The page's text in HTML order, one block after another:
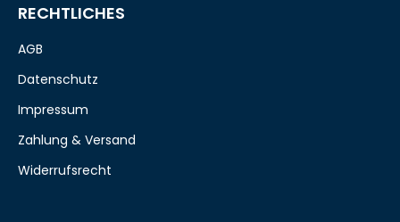
RECHTLICHES
AGB
Datenschutz
Impressum
Zahlung & Versand
Widerrufsrecht